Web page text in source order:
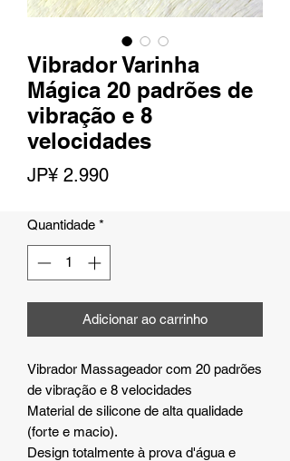
Vibrador Varinha
Mágica 20 padrões de
vibração e 8
velocidades
JP¥ 2.990Preço
Quantidade *
Adicionar ao carrinho
Vibrador Massageador com 20 padrões
de vibração e 8 velocidades
Material de silicone de alta qualidade
(forte e macio).
Design totalmente à prova d'água e